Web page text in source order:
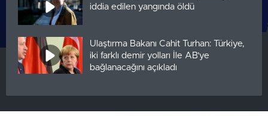
iddia edilen yangında öldü
Ulaştırma Bakanı Cahit Turhan: Türkiye,
iki farklı demir yolları İle AB’ye
bağlanacağını açıkladı